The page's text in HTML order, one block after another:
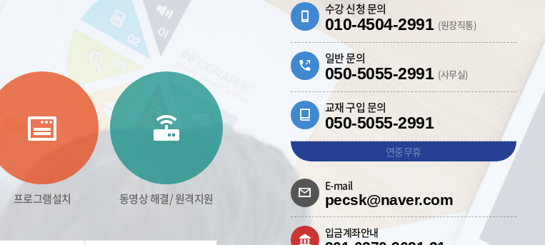
프로그램설치 동영상 해결/ 원격지원
수강 신청 문의
010-4504-2991 (원장직통)
일반 문의
050-5055-2991 (사무실)
교재 구입 문의
050-5055-2991
연중무휴
E-mail
pecsk@naver.com
입금계좌안내